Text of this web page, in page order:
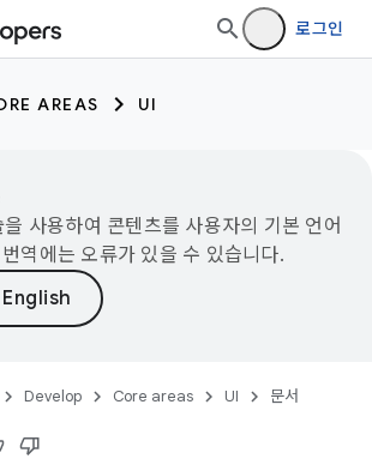
로그인
AREAS UI
사용하여 콘텐츠를 사용자의 기본 언어
역에는 오류가 있을 수 있습니다.
Develop Core areas UI 문서